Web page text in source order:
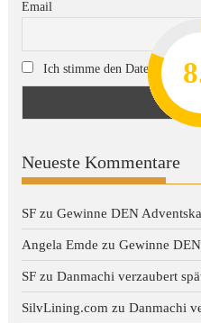
Email
Ich stimme den
Neueste Kommentare
SF zuGewinne DEN
Angela Emde zuGewinne
SF zuDanmachi verzaubert
SilvLining.com zuDanmachi